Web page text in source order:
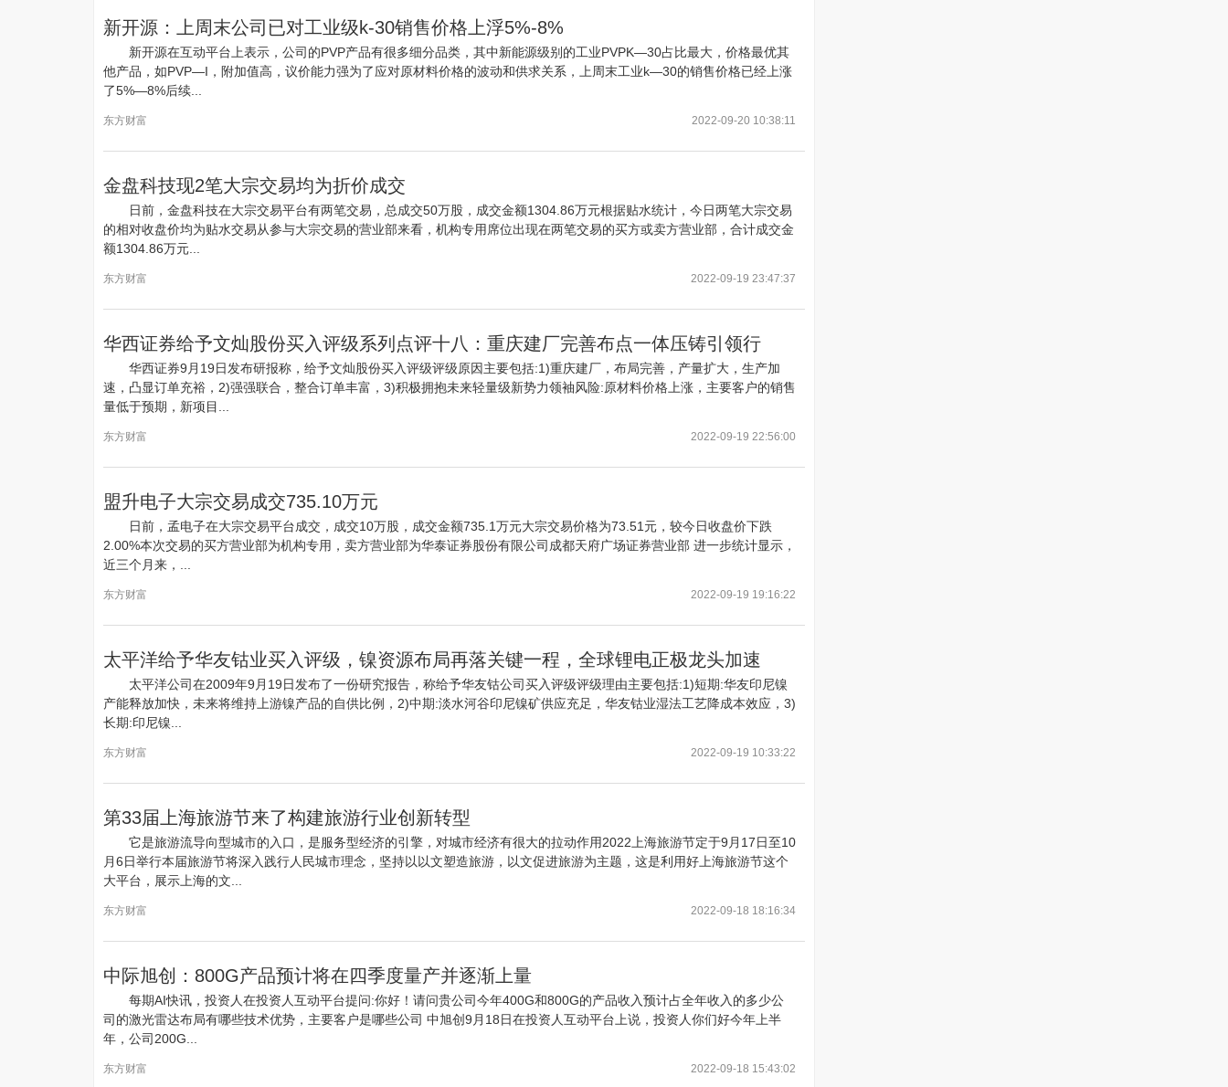
新开源：上周末公司已对工业级k-30销售价格上浮5%-8%
新开源在互动平台上表示，公司的PVP产品有很多细分品类，其中新能源级别的工业PVPK—30占比最大，价格最优其
他产品，如PVP—I，附加值高，议价能力强为了应对原材料价格的波动和供求关系，上周末工业k—30的销售价格已经上涨
了5%—8%后续...
东方财富 2022-09-20 10:38:11
金盘科技现2笔大宗交易均为折价成交
日前，金盘科技在大宗交易平台有两笔交易，总成交50万股，成交金额1304.86万元根据贴水统计，今日两笔大宗交易
的相对收盘价均为贴水交易从参与大宗交易的营业部来看，机构专用席位出现在两笔交易的买方或卖方营业部，合计成交金
额1304.86万元...
东方财富 2022-09-19 23:47:37
华西证券给予文灿股份买入评级系列点评十八：重庆建厂完善布点一体压铸引领行
华西证券9月19日发布研报称，给予文灿股份买入评级评级原因主要包括:1)重庆建厂，布局完善，产量扩大，生产加
速，凸显订单充裕，2)强强联合，整合订单丰富，3)积极拥抱未来轻量级新势力领袖风险:原材料价格上涨，主要客户的销售
量低于预期，新项目...
东方财富 2022-09-19 22:56:00
盟升电子大宗交易成交735.10万元
日前，孟电子在大宗交易平台成交，成交10万股，成交金额735.1万元大宗交易价格为73.51元，较今日收盘价下跌
2.00%本次交易的买方营业部为机构专用，卖方营业部为华泰证券股份有限公司成都天府广场证券营业部 进一步统计显示，
近三个月来，...
东方财富 2022-09-19 19:16:22
太平洋给予华友钴业买入评级，镍资源布局再落关键一程，全球锂电正极龙头加速
太平洋公司在2009年9月19日发布了一份研究报告，称给予华友钴公司买入评级评级理由主要包括:1)短期:华友印尼镍
产能释放加快，未来将维持上游镍产品的自供比例，2)中期:淡水河谷印尼镍矿供应充足，华友钴业湿法工艺降成本效应，3)
长期:印尼镍...
东方财富 2022-09-19 10:33:22
第33届上海旅游节来了构建旅游行业创新转型
它是旅游流导向型城市的入口，是服务型经济的引擎，对城市经济有很大的拉动作用2022上海旅游节定于9月17日至10
月6日举行本届旅游节将深入践行人民城市理念，坚持以以文塑造旅游，以文促进旅游为主题，这是利用好上海旅游节这个
大平台，展示上海的文...
东方财富 2022-09-18 18:16:34
中际旭创：800G产品预计将在四季度量产并逐渐上量
每期AI快讯，投资人在投资人互动平台提问:你好！请问贵公司今年400G和800G的产品收入预计占全年收入的多少公
司的激光雷达布局有哪些技术优势，主要客户是哪些公司 中旭创9月18日在投资人互动平台上说，投资人你们好今年上半
年，公司200G...
东方财富 2022-09-18 15:43:02